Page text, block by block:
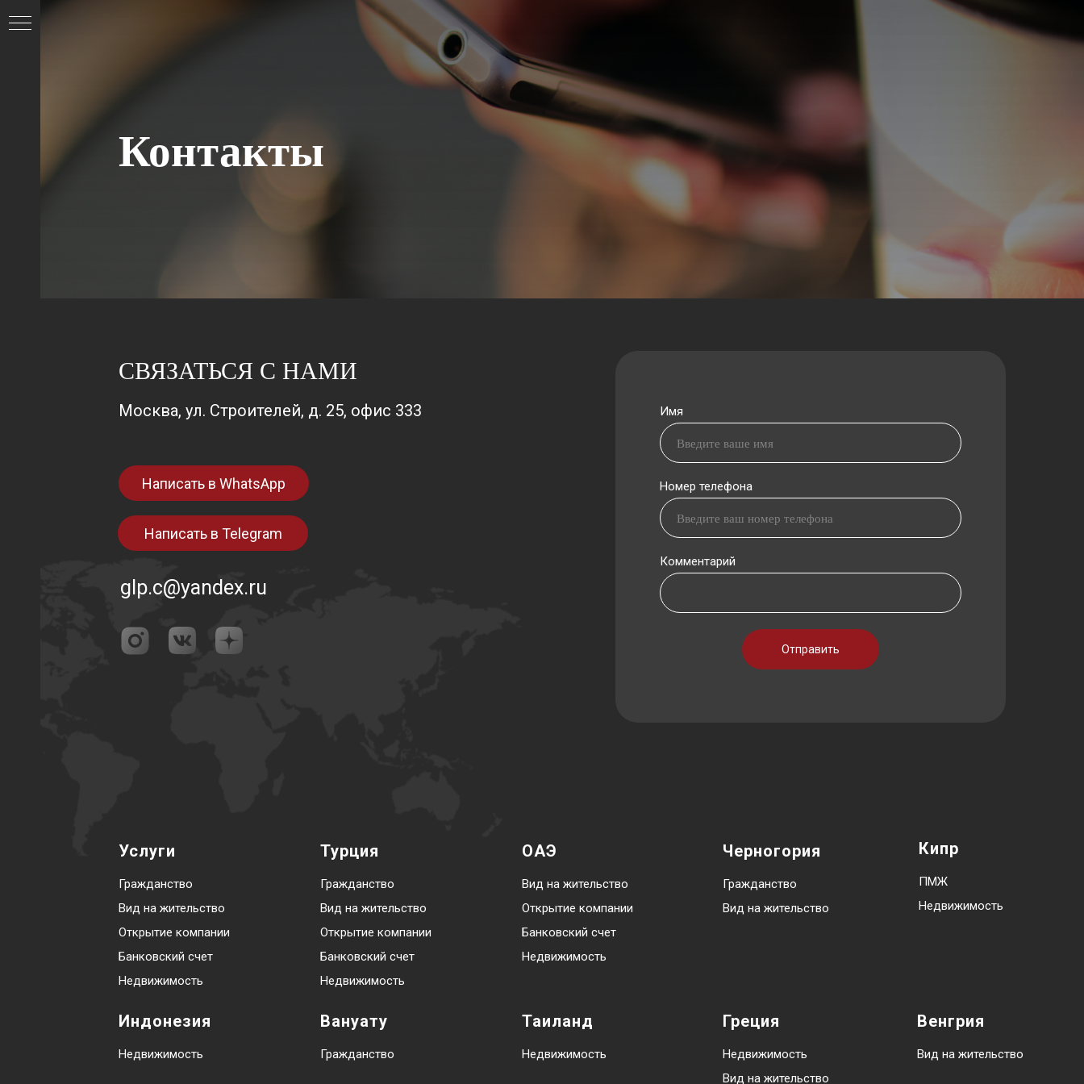
Контакты
СВЯЗАТЬСЯ С НАМИ
Москва, ул. Строителей, д. 25, офис 333
glp.c@yandex.ru
Имя
Номер телефона
Комментарий
Отправить
Написать в WhatsApp
Написать в Telegram
Услуги
Гражданство
Вид на жительство
Открытие компании
Банковский счет
Недвижимость
Турция
Гражданство
Вид на жительство
Открытие компании
Банковский счет
Недвижимость
ОАЭ
Вид на жительство
Открытие компании
Банковский счет
Недвижимость
Черногория
Гражданство
Вид на жительство
Вануату
Гражданство
Кипр
ПМЖ
Недвижимость
Индонезия
Недвижимость
Таиланд
Недвижимость
Греция
Недвижимость
Вид на жительство
Венгрия
Вид на жительство